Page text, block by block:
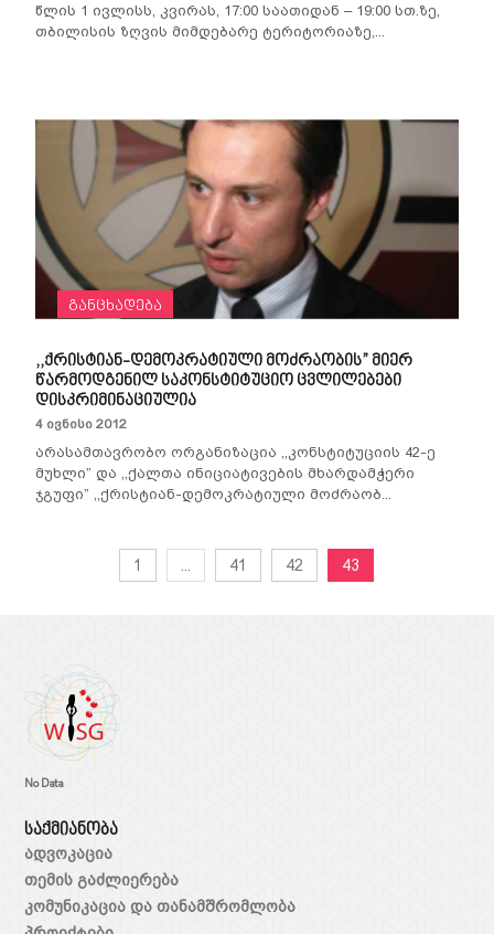
პროექტები
ბიბლიოთეკა
ტერმინოლოგია
წლის 1 ივლისს, კვირას, 17:00 საათიდან – 19:00 სთ.ზე,
თბილისის ზღვის მიმდებარე ტერიტორიაზე,...
განცხადება
,,ქრისტიან-დემოკრატიული მოძრაობის” მიერ
წარმოდგენილ საკონსტიტუციო ცვლილებები
დისკრიმინაციულია
4 ივნისი 2012
არასამთავრობო ორგანიზაცია ,,კონსტიტუციის 42-ე
მუხლი” და ,,ქალთა ინიციატივების მხარდამჭერი
ჯგუფი” ,,ქრისტიან-დემოკრატიული მოძრაობ...
1 41 42 43
No Data
საქმიანობა
ადვოკაცია
თემის გაძლიერება
კომუნიკაცია და თანამშრომლობა